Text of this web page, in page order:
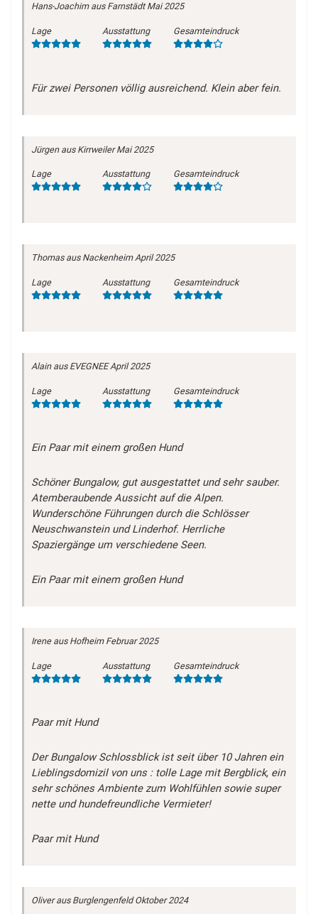
Hans-Joachimaus Farnstädt Mai 2025
Lage Ausstattung Gesamteindruck
Für zwei Personen völlig ausreichend. Klein aber fein.
Jürgenaus Kirrweiler Mai 2025
Lage Ausstattung Gesamteindruck
Thomasaus Nackenheim April 2025
Lage Ausstattung Gesamteindruck
Alainaus EVEGNEE April 2025
Lage Ausstattung Gesamteindruck
Ein Paar mit einem großen Hund
Schöner Bungalow, gut ausgestattet und sehr sauber.
Atemberaubende Aussicht auf die Alpen.
Wunderschöne Führungen durch die Schlösser
Neuschwanstein und Linderhof. Herrliche
Spaziergänge um verschiedene Seen.
Ein Paar mit einem großen Hund
Ireneaus Hofheim Februar 2025
Lage Ausstattung Gesamteindruck
Paar mit Hund
Der Bungalow Schlossblick ist seit über 10 Jahren ein
Lieblingsdomizil von uns : tolle Lage mit Bergblick, ein
sehr schönes Ambiente zum Wohlfühlen sowie super
nette und hundefreundliche Vermieter!
Paar mit Hund
Oliveraus Burglengenfeld Oktober 2024